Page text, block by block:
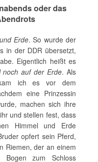
oder das
Erde. So wurde der
in der DDR übersetzt,
Eigentlich heißt es
noch auf der Erde. Als
ich es vor dem
eine Prinzessin
machen sich ihre
und stellen fest, dass
Himmel und Erde
opfert sein Pferd,
Riemen, der an einem
zum Schloss